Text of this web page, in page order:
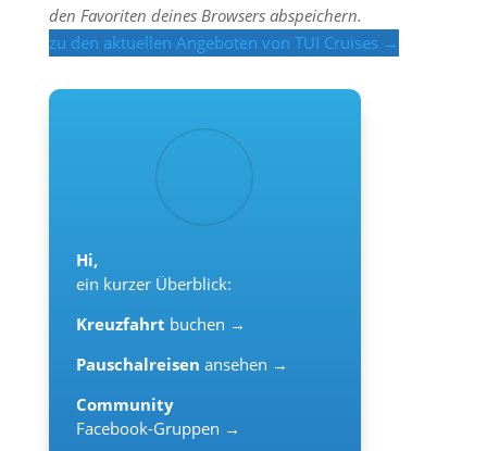
den Favoriten deines Browsers abspeichern.
zu den aktuellen Angeboten von TUI Cruises →
Hi,
ein kurzer Überblick:
Kreuzfahrt buchen →
Pauschalreisen ansehen →
Community
Facebook-Gruppen →